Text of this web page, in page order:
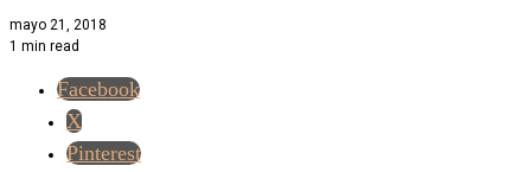
mayo 21, 2018
1 min read
Facebook
X
Pinterest